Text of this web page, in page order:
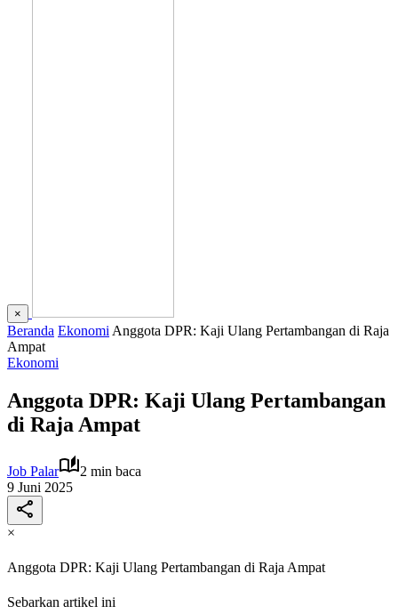
×
Beranda Ekonomi Anggota DPR: Kaji Ulang Pertambangan di Raja
Ampat
Ekonomi
Anggota DPR: Kaji Ulang Pertambangan
di Raja Ampat
Job Palar
2 min baca
9 Juni 2025
×
Anggota DPR: Kaji Ulang Pertambangan di Raja Ampat
Sebarkan artikel ini